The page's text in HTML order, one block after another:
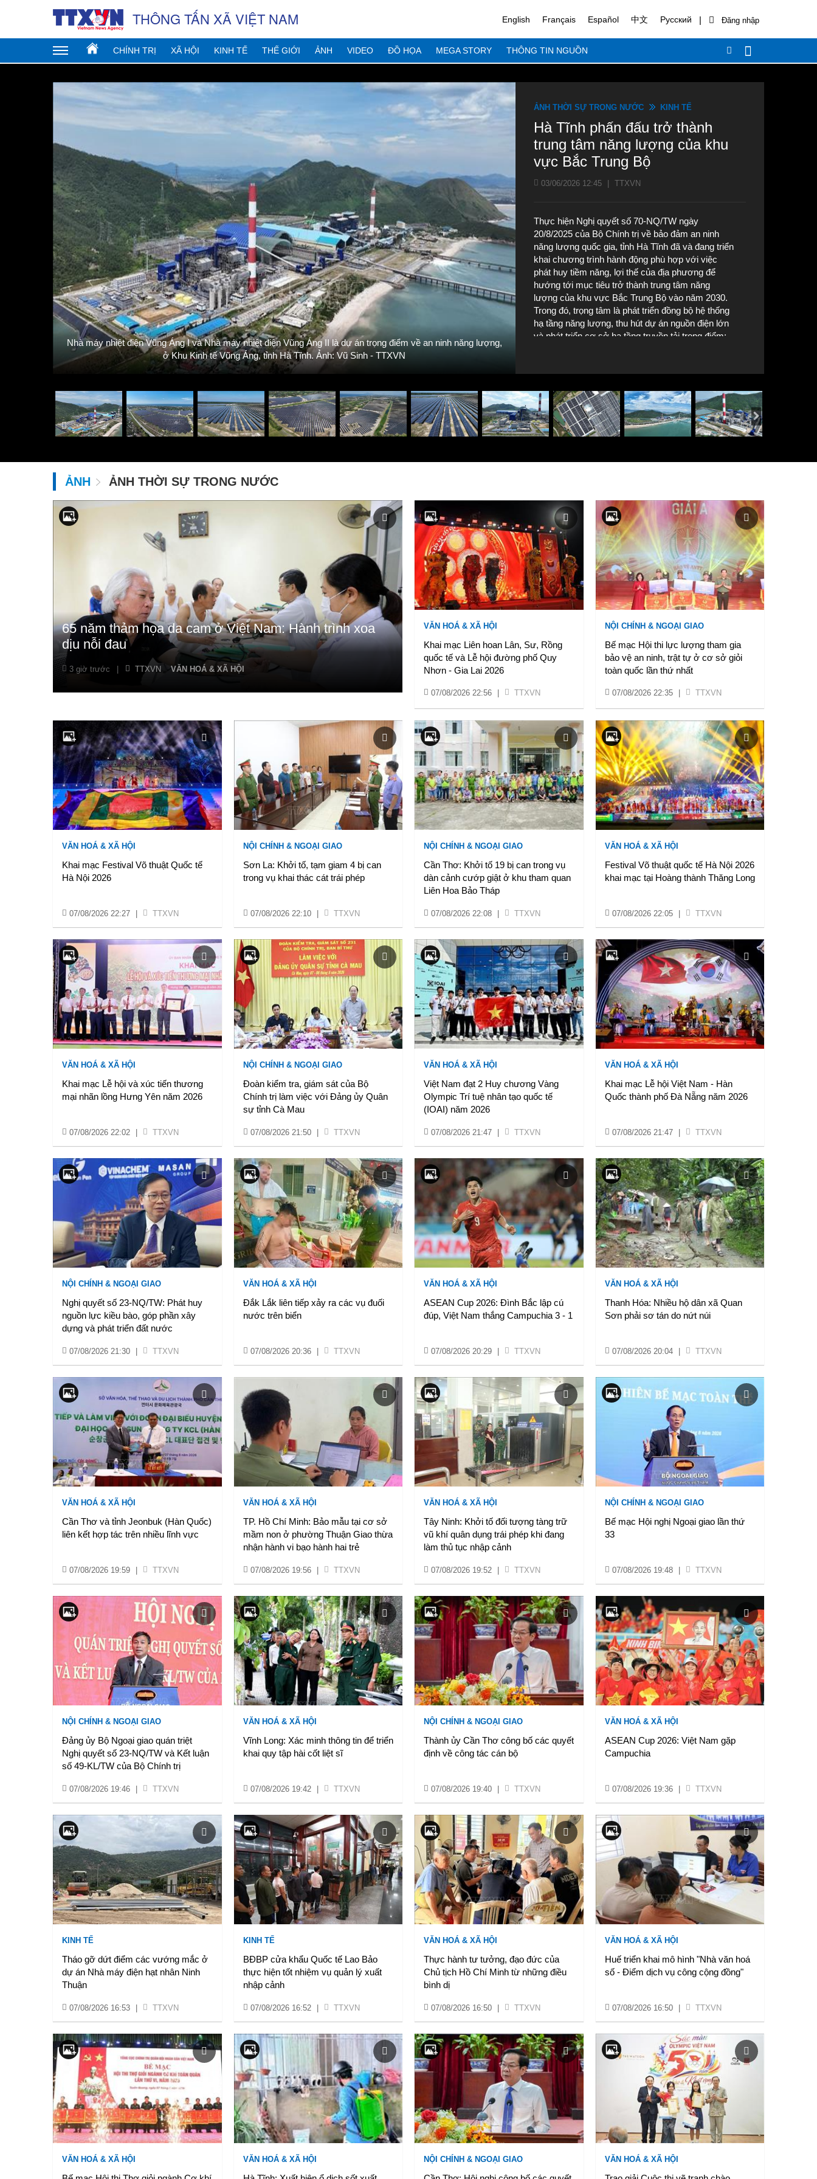
THÔNG TẤN XÃ VIỆT NAM English Français Español 中文 Русский |
CHÍNH TRỊ XÃ HỘI KINH TẾ THẾ GIỚI ẢNH VIDEO ĐỒ HỌA MEGA STORY THÔNG TIN NGUỒN
Nhà máy nhiệt điện Vũng Áng I và Nhà máy nhiệt điện Vũng Áng II là dự án trọng điểm về an ninh năng lượng,
ở Khu Kinh tế Vũng Áng, tỉnh Hà Tĩnh. Ảnh: Vũ Sinh - TTXVN
Nhà máy điện mặt trời Cẩm Hòa là dự án điện năng lượng tái tạo lớn
Tập đoàn Hoành Sơn đầu tư xây dựng ở xã Yên Hòa, huyện Cẩm
ẢNH THỜI SỰ TRONG NƯỚC KINH TẾ
Hà Tĩnh phấn đấu trở thành
trung tâm năng lượng của khu
vực Bắc Trung Bộ
03/06/2026 12:45 TTXVN
Thực hiện Nghị quyết số 70-NQ/TW ngày
20/8/2025 của Bộ Chính trị về bảo đảm an ninh
năng lượng quốc gia, tỉnh Hà Tĩnh đã và đang triển
khai chương trình hành động phù hợp với việc
phát huy tiềm năng, lợi thế của địa phương để
hướng tới mục tiêu trở thành trung tâm năng
lượng của khu vực Bắc Trung Bộ vào năm 2030.
Trong đó, trọng tâm là phát triển đồng bộ hệ thống
hạ tầng năng lượng, thu hút dự án nguồn điện lớn
và phát triển cơ sở hạ tầng truyền tải trọng điểm;
thác các nguồn năng lượng tái tạo tại chỗ, góp
vững và ứng phó với biến đổi khí hậu. Ảnh: Vũ
Sinh - TTXVN
ẢNH ẢNH THỜI SỰ TRONG NƯỚC
65 năm thảm họa da cam ở Việt Nam: Hành trình xoa
dịu nỗi đau
3 giờ trước TTXVN VĂN HOÁ & XÃ HỘI
VĂN HOÁ & XÃ HỘI
Khai mạc Liên hoan Lân, Sư, Rồng
quốc tế và Lễ hội đường phố Quy
Nhơn - Gia Lai 2026
07/08/2026 22:56 TTXVN
NỘI CHÍNH & NGOẠI GIAO
Bế mạc Hội thi lực lượng tham gia
bảo vệ an ninh, trật tự ở cơ sở giỏi
toàn quốc lần thứ nhất
07/08/2026 22:35 TTXVN
VĂN HOÁ & XÃ HỘI
Khai mạc Festival Võ thuật Quốc tế
Hà Nội 2026
07/08/2026 22:27 TTXVN
NỘI CHÍNH & NGOẠI GIAO
Sơn La: Khởi tố, tạm giam 4 bị can
trong vụ khai thác cát trái phép
07/08/2026 22:10 TTXVN
NỘI CHÍNH & NGOẠI GIAO
Cần Thơ: Khởi tố 19 bị can trong vụ
dàn cảnh cướp giật ở khu tham quan
Liên Hoa Bảo Tháp
07/08/2026 22:08 TTXVN
VĂN HOÁ & XÃ HỘI
Festival Võ thuật quốc tế Hà Nội 2026
khai mạc tại Hoàng thành Thăng Long
07/08/2026 22:05 TTXVN
VĂN HOÁ & XÃ HỘI
Khai mạc Lễ hội và xúc tiến thương
mại nhãn lồng Hưng Yên năm 2026
07/08/2026 22:02 TTXVN
NỘI CHÍNH & NGOẠI GIAO
Đoàn kiểm tra, giám sát của Bộ
Chính trị làm việc với Đảng ủy Quân
sự tỉnh Cà Mau
07/08/2026 21:50 TTXVN
VĂN HOÁ & XÃ HỘI
Việt Nam đạt 2 Huy chương Vàng
Olympic Trí tuệ nhân tạo quốc tế
(IOAI) năm 2026
07/08/2026 21:47 TTXVN
VĂN HOÁ & XÃ HỘI
Khai mạc Lễ hội Việt Nam - Hàn
Quốc thành phố Đà Nẵng năm 2026
07/08/2026 21:47 TTXVN
NỘI CHÍNH & NGOẠI GIAO
Nghị quyết số 23-NQ/TW: Phát huy
nguồn lực kiều bào, góp phần xây
dựng và phát triển đất nước
07/08/2026 21:30 TTXVN
VĂN HOÁ & XÃ HỘI
Đắk Lắk liên tiếp xảy ra các vụ đuối
nước trên biển
07/08/2026 20:36 TTXVN
VĂN HOÁ & XÃ HỘI
ASEAN Cup 2026: Đình Bắc lập cú
đúp, Việt Nam thắng Campuchia 3 - 1
07/08/2026 20:29 TTXVN
VĂN HOÁ & XÃ HỘI
Thanh Hóa: Nhiều hộ dân xã Quan
Sơn phải sơ tán do nứt núi
07/08/2026 20:04 TTXVN
VĂN HOÁ & XÃ HỘI
Cần Thơ và tỉnh Jeonbuk (Hàn Quốc)
liên kết hợp tác trên nhiều lĩnh vực
07/08/2026 19:59 TTXVN
VĂN HOÁ & XÃ HỘI
TP. Hồ Chí Minh: Bảo mẫu tại cơ sở
mầm non ở phường Thuận Giao thừa
nhận hành vi bạo hành hai trẻ
07/08/2026 19:56 TTXVN
VĂN HOÁ & XÃ HỘI
Tây Ninh: Khởi tố đối tượng tàng trữ
vũ khí quân dụng trái phép khi đang
làm thủ tục nhập cảnh
07/08/2026 19:52 TTXVN
NỘI CHÍNH & NGOẠI GIAO
Bế mạc Hội nghị Ngoại giao lần thứ
33
07/08/2026 19:48 TTXVN
NỘI CHÍNH & NGOẠI GIAO
Đảng ủy Bộ Ngoại giao quán triệt
Nghị quyết số 23-NQ/TW và Kết luận
số 49-KL/TW của Bộ Chính trị
07/08/2026 19:46 TTXVN
VĂN HOÁ & XÃ HỘI
Vĩnh Long: Xác minh thông tin để triển
khai quy tập hài cốt liệt sĩ
07/08/2026 19:42 TTXVN
NỘI CHÍNH & NGOẠI GIAO
Thành ủy Cần Thơ công bố các quyết
định về công tác cán bộ
07/08/2026 19:40 TTXVN
VĂN HOÁ & XÃ HỘI
ASEAN Cup 2026: Việt Nam gặp
Campuchia
07/08/2026 19:36 TTXVN
KINH TẾ
Tháo gỡ dứt điểm các vướng mắc ở
dự án Nhà máy điện hạt nhân Ninh
Thuận
07/08/2026 16:53 TTXVN
KINH TẾ
BĐBP cửa khẩu Quốc tế Lao Bảo
thực hiện tốt nhiệm vụ quản lý xuất
nhập cảnh
07/08/2026 16:52 TTXVN
VĂN HOÁ & XÃ HỘI
Thực hành tư tưởng, đạo đức của
Chủ tịch Hồ Chí Minh từ những điều
bình dị
07/08/2026 16:50 TTXVN
VĂN HOÁ & XÃ HỘI
Huế triển khai mô hình "Nhà văn hoá
số - Điểm dịch vụ công cộng đồng"
07/08/2026 16:50 TTXVN
VĂN HOÁ & XÃ HỘI VĂN HOÁ & XÃ HỘI NỘI CHÍNH & NGOẠI GIAO VĂN HOÁ & XÃ HỘI